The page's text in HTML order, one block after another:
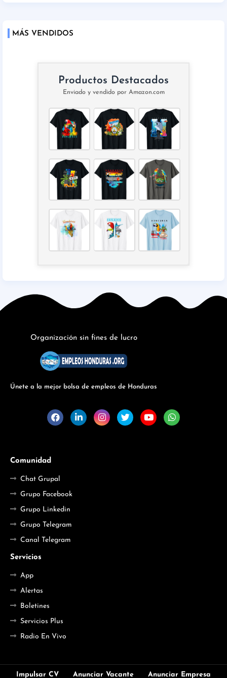
MÁS VENDIDOS
Productos Destacados
Enviado y vendido por Amazon.com
Organización sin fines de lucro
Únete a la mejor bolsa de empleos de Honduras
Comunidad
Chat Grupal
Grupo Facebook
Grupo Linkedin
Grupo Telegram
Canal Telegram
Servicios
App
Alertas
Boletines
Servicios Plus
Radio En Vivo
Impulsar CV Anunciar Vacante Anunciar Empresa